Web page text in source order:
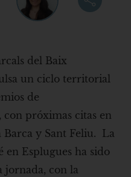
del Baix
un ciclo territorial
de
próximas citas en
Barca y Sant Feliu. La
Esplugues ha sido
jornada, con la